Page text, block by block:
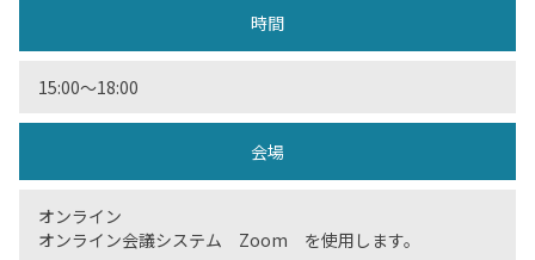
時間
15:00〜18:00
会場
オンライン
オンライン会議システム Zoom を使用します。